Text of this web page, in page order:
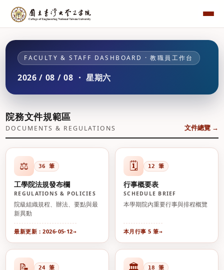
FACULTY & STAFF DASHBOARD · 教職員工作台
2026 / 08 / 08 ・ 星期六
院務文件規範區
DOCUMENTS & REGULATIONS 文件總覽 →
⚖️ 36 筆
工學院法規發布欄
REGULATIONS & POLICIES
院級組織規程、辦法、要點與最
新異動
最新更新：2026-05-12
🗓️ 12 筆
行事概要表
SCHEDULE BRIEF
本學期院內重要行事與排程概覽
本月行事 5 筆
📝 24 筆 🏛️ 18 筆